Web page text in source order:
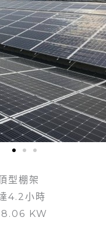
型棚架
4.2小時
KW